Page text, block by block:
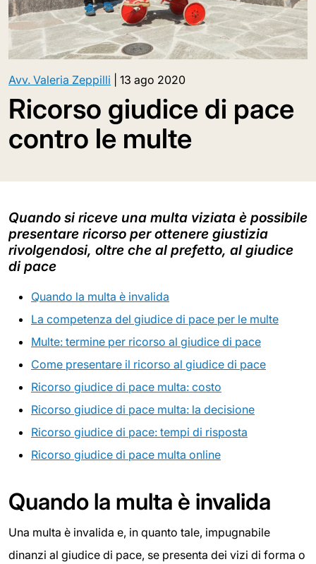
Avv. Valeria Zeppilli 13 ago 2020
Ricorso giudice di pace
contro le multe
Quando si riceve una multa viziata è possibile
presentare ricorso per ottenere giustizia
rivolgendosi, oltre che al prefetto, al giudice
di pace
Quando la multa è invalida
La competenza del giudice di pace per le multe
Multe: termine per ricorso al giudice di pace
Come presentare il ricorso al giudice di pace
Ricorso giudice di pace multa: costo
Ricorso giudice di pace multa: la decisione
Ricorso giudice di pace: tempi di risposta
Ricorso giudice di pace multa online
Quando la multa è invalida
Una multa è invalida e, in quanto tale, impugnabile
dinanzi al giudice di pace, se presenta dei vizi di forma o